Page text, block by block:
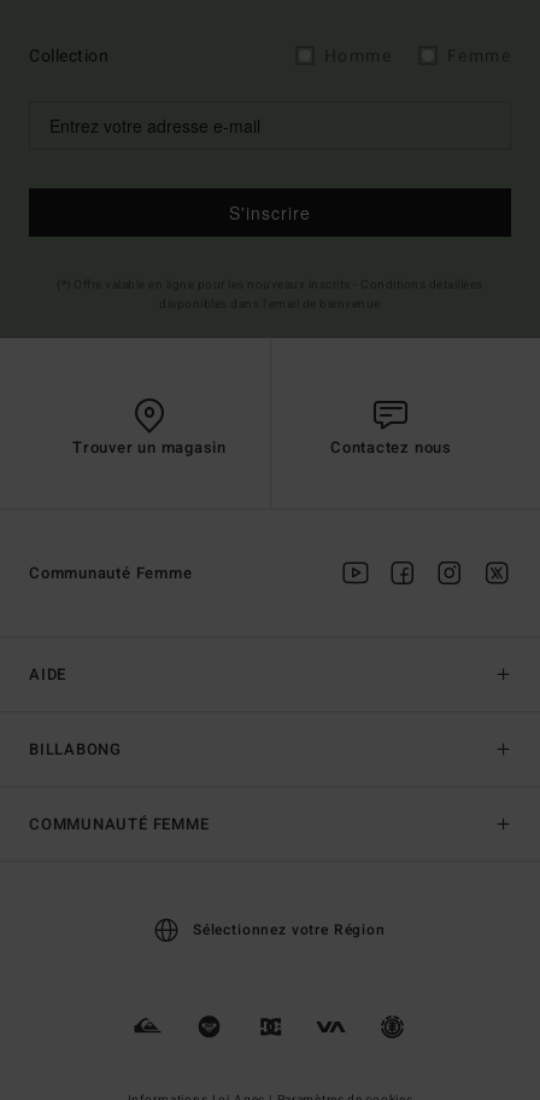
Collection
S'inscrire
Trouver un magasin Contactez nous
AIDE
BILLABONG
Communauté Femme
COMMUNAUTÉ FEMME
Sélectionnez votre Région